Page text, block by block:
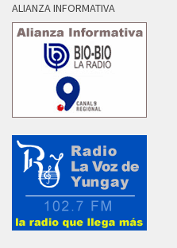
ALIANZA INFORMATIVA